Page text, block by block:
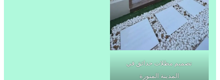
تصميم مظلات حدائق في
المدينة المنورة